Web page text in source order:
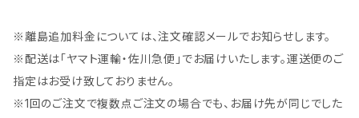
※離島追加料金については、注文確認メールでお知らせします。
※配送は「ヤマト運輸・佐川急便」でお届けいたします。運送便のご
指定はお受け致しておりません。
※1回のご注文で複数点ご注文の場合でも、お届け先が同じでした